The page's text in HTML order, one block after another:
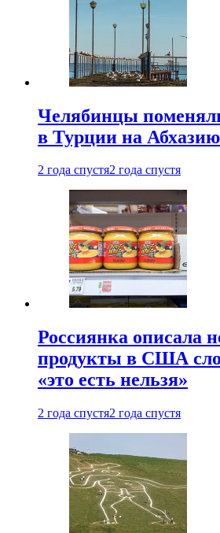
Челябинцы
в Турции на Абхазию
2 года спустя2 года спустя
Россиянка описала
продукты в США
«это есть нельзя»
2 года спустя2 года спустя